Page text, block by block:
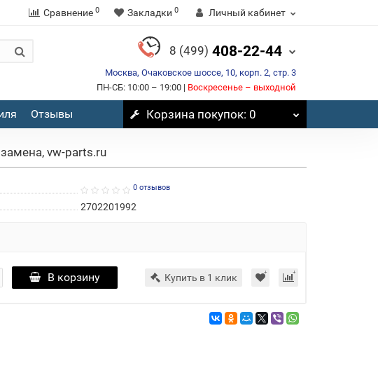
Сравнение 0 Закладки 0 Личный кабинет
8 (499) 408-22-44
Москва, Очаковское шоссе, 10, корп. 2, стр. 3
ПН-СБ: 10:00 – 19:00 | Воскресенье – выходной
Отзывы Корзинапокупок: 0
vw-parts.ru
0 отзывов
2702201992
В корзину Купить в 1 клик